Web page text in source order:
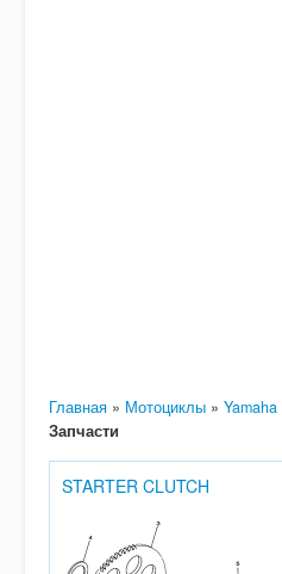
Главная » Мотоциклы » Yamaha
Запчасти
STARTER CLUTCH